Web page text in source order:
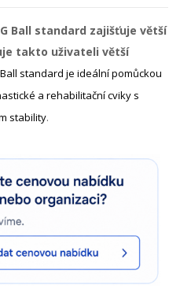
Ball standard zajišťuje větší
takto uživateli větší
Ball standard je ideální pomůckou
a rehabilitační cviky s
stability.